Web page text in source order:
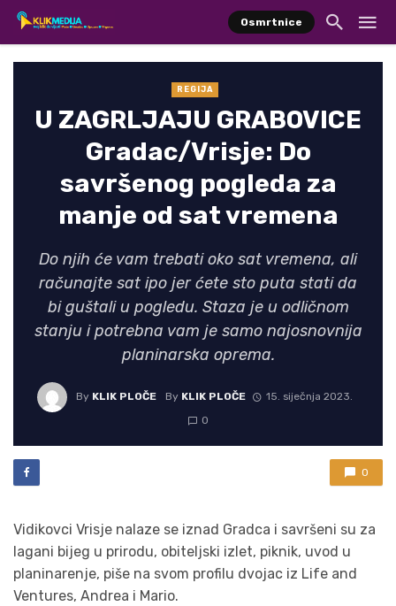
Osmrtnice
REGIJA
U ZAGRLJAJU GRABOVICE
Gradac/Vrisje: Do
savršenog pogleda za
manje od sat vremena
Do njih će vam trebati oko sat vremena, ali
računajte sat ipo jer ćete sto puta stati da
bi guštali u pogledu. Staza je u odličnom
stanju i potrebna vam je samo najosnovnija
planinarska oprema.
By KLIK PLOČE By KLIK PLOČE
15. siječnja 2023.
0
0
Vidikovci Vrisje nalaze se iznad Gradca i savršeni su za
lagani bijeg u prirodu, obiteljski izlet, piknik, uvod u
planinarenje, piše na svom profilu dvojac iz Life and
Ventures, Andrea i Mario.